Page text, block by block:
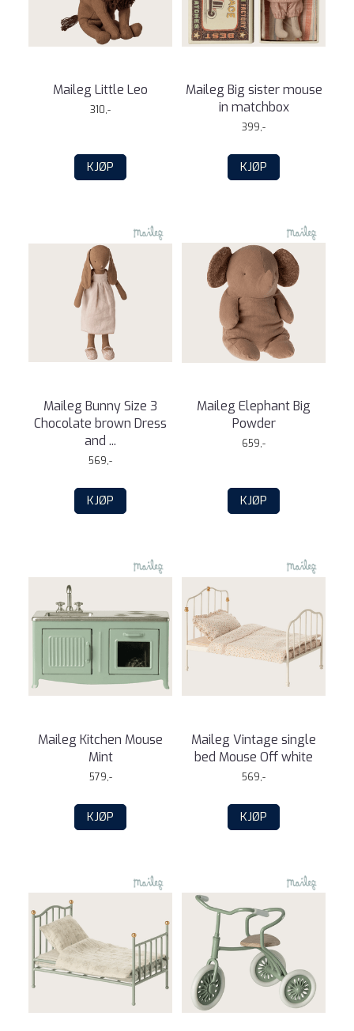
Maileg Little Leo
310,-
KJØP
Maileg Big sister mouse
in matchbox
399,-
KJØP
Maileg Bunny Size 3
Chocolate brown Dress
and ...
569,-
KJØP
Maileg Elephant Big
Powder
659,-
KJØP
Maileg Kitchen Mouse
Mint
579,-
KJØP
Maileg Vintage single
bed Mouse Off white
569,-
KJØP